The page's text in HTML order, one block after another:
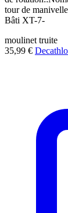
tour de
Bâti XT-7-
moulinet truite
35,99 €